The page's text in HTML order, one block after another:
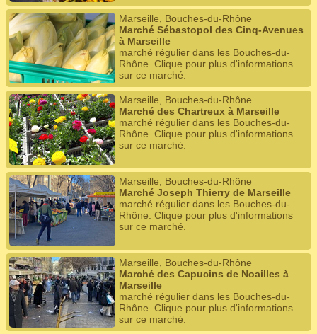
Marseille, Bouches-du-Rhône
Marché Sébastopol des Cinq-Avenues
à Marseille
marché régulier dans les Bouches-du-
Rhône. Clique pour plus d'informations
sur ce marché.
Marseille, Bouches-du-Rhône
Marché des Chartreux à Marseille
marché régulier dans les Bouches-du-
Rhône. Clique pour plus d'informations
sur ce marché.
Marseille, Bouches-du-Rhône
Marché Joseph Thierry de Marseille
marché régulier dans les Bouches-du-
Rhône. Clique pour plus d'informations
sur ce marché.
Marseille, Bouches-du-Rhône
Marché des Capucins de Noailles à
Marseille
marché régulier dans les Bouches-du-
Rhône. Clique pour plus d'informations
sur ce marché.